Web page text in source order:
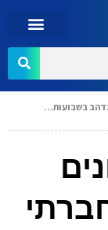
בשבועות…